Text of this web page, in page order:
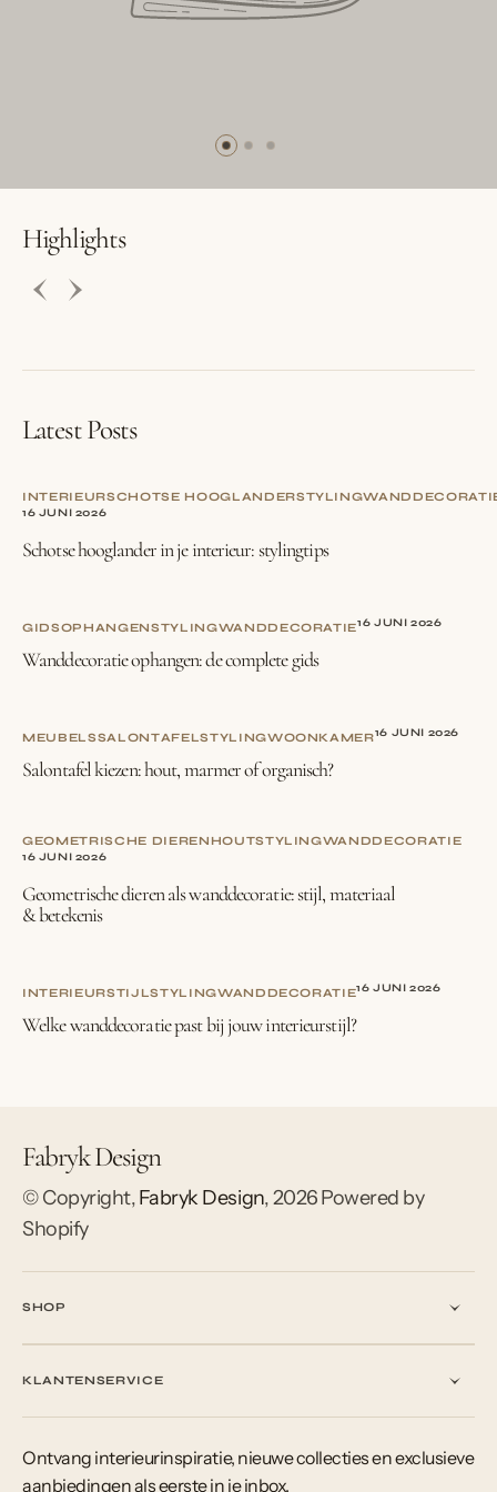
BUTTON LABELBUTTON LABEL
Highlights
Latest Posts
INTERIEURSCHOTSE HOOGLANDERSTYLING
16 JUNI 2026
Schotse hooglander in je interieur: stylingtips
GIDSOPHANGENSTYLINGWANDDECORATIE16 JUNI 2026
Wanddecoratie ophangen: de complete gids
MEUBELSSALONTAFELSTYLINGWOONKAMER16 JUNI 2026
Salontafel kiezen: hout, marmer of organisch?
GEOMETRISCHE DIERENHOUTSTYLINGWANDDECORATIE
16 JUNI 2026
Geometrische dieren als wanddecoratie: stijl, materiaal
& betekenis
INTERIEURSTIJLSTYLINGWANDDECORATIE16 JUNI 2026
Welke wanddecoratie past bij jouw interieurstijl?
Fabryk Design
© Copyright,Fabryk Design,2026Powered by
Shopify
SHOP
KLANTENSERVICE
Ontvang interieurinspiratie, nieuwe collecties en exclusieve
aanbiedingen als eerste in je inbox.